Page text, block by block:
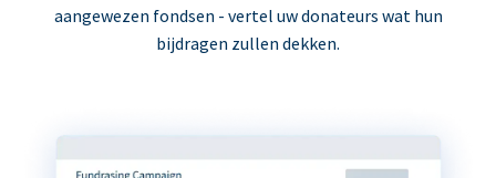
aangewezen fondsen - vertel uw donateurs wat hun
bijdragen zullen dekken.